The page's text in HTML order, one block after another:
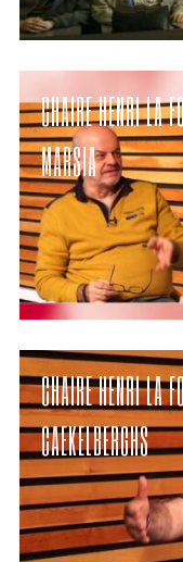
CHAIRE HENRI LA
MARSIA
CHAIRE HENRI LA
CAEKELBERGHS